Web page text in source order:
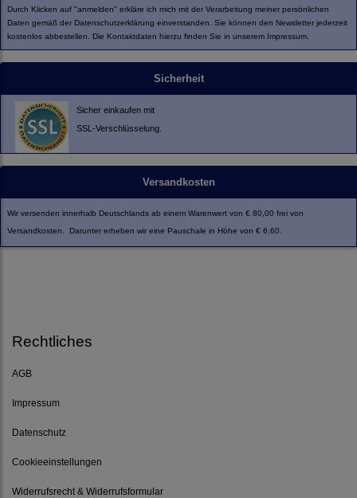
Durch Klicken auf "anmelden" erkläre ich mich mit der Verarbeitung meiner persönlichen
Daten gemäß der Datenschutzerklärung einverstanden. Sie können den Newsletter jederzeit
kostenlos abbestellen. Die Kontaktdaten hierzu finden Sie in unserem Impressum.
Sicherheit
Sicher einkaufen mit
SSL-Verschlüsselung.
Versandkosten
Wir versenden innerhalb Deutschlands ab einem Warenwert von € 80,00 frei von
Versandkosten. Darunter erheben wir eine Pauschale in Höhe von € 6,60.
Rechtliches
AGB
Impressum
Datenschutz
Cookieeinstellungen
Widerrufsrecht & Widerrufsformular